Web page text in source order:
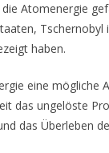
Atomenergie
haben.
eine mögliche
das ungelöste
das Überleben